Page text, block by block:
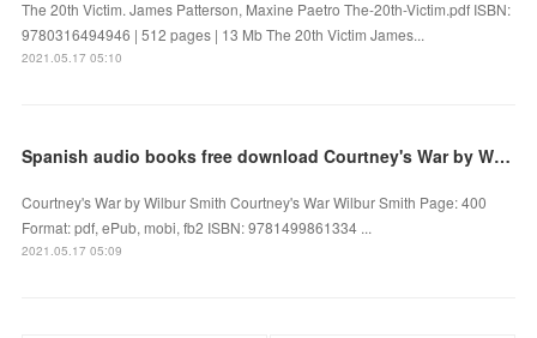
The 20th Victim. James Patterson, Maxine Paetro The-20th-Victim.pdf ISBN:
9780316494946 | 512 pages | 13 Mb The 20th Victim James...
2021.05.17 05:10
Spanish audio books free download Courtney's War by Wilbur Smith
Courtney's War by Wilbur Smith Courtney's War Wilbur Smith Page: 400
Format: pdf, ePub, mobi, fb2 ISBN: 9781499861334 ...
2021.05.17 05:09